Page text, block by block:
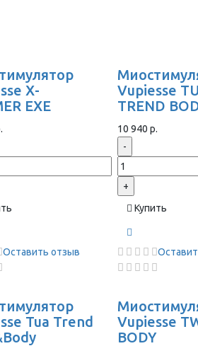
X-
EXE
Оставить отзыв
Vupiesse
TREND
10 940 р.
-
+
Купить
Tua Trend
Vupiesse
BODY